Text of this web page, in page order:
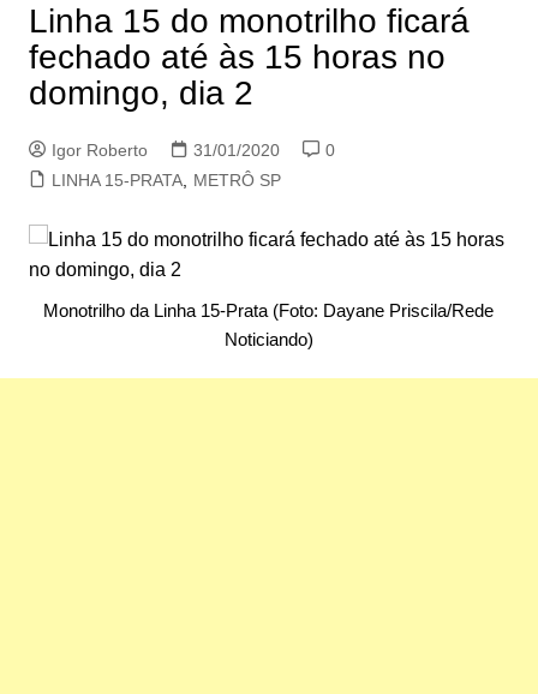
Linha 15 do monotrilho ficará
fechado até às 15 horas no
domingo, dia 2
Igor Roberto 31/01/2020
0
LINHA 15-PRATA, METRÔ SP
Monotrilho da Linha 15-Prata (Foto: Dayane Priscila/Rede
Noticiando)